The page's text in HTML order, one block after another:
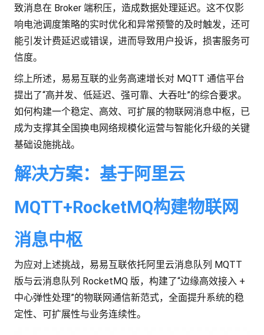
致消息在 Broker 端积压，造成数据处理延迟。这不仅影
响电池调度策略的实时优化和异常预警的及时触发，还可
能引发计费延迟或错误，进而导致用户投诉，损害服务可
信度。
综上所述，易易互联的业务高速增长对 MQTT 通信平台
提出了“高并发、低延迟、强可靠、大吞吐”的综合要求。
如何构建一个稳定、高效、可扩展的物联网消息中枢，已
成为支撑其全国换电网络规模化运营与智能化升级的关键
基础设施挑战。
解决方案：基于阿里云
MQTT+RocketMQ构建物联网
消息中枢
为应对上述挑战，易易互联依托阿里云消息队列 MQTT
版与云消息队列 RocketMQ 版，构建了“边缘高效接入 +
中心弹性处理”的物联网通信新范式，全面提升系统的稳
定性、可扩展性与业务连续性。